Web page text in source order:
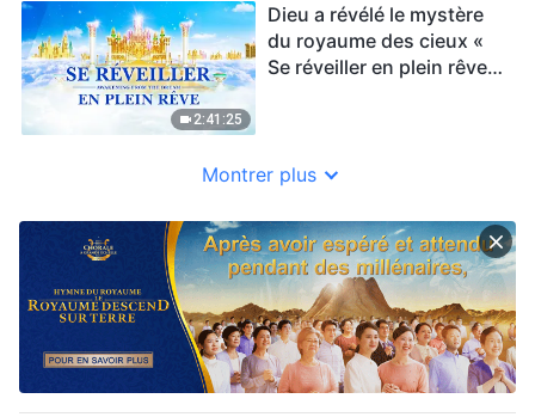
2:41:25
Dieu a révélé le mystère
du royaume des cieux «
Se réveiller en plein rêve »
Montrer plus